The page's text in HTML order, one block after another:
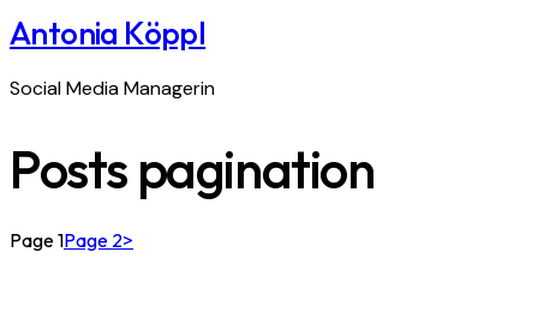
Antonia Köppl
Social Media Managerin
Posts pagination
Page1Page 2>